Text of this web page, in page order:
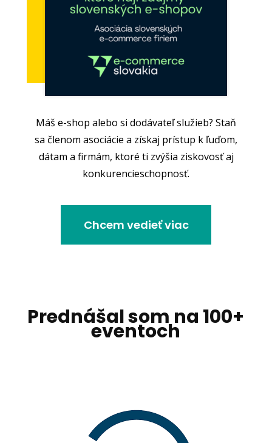
Máš e-shop alebo si dodávateľ služieb? Staň
sa členom asociácie a získaj prístup k ľuďom,
dátam a firmám, ktoré ti zvýšia ziskovosť aj
konkurencieschopnosť.
Chcem vedieť viac
Prednášal som na 100+
eventoch